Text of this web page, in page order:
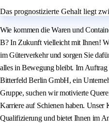
Das prognostizierte Gehalt liegt
Wie kommen die Waren und
B? In Zukunft vielleicht mit Ihnen!
im Güterverkehr und sorgen Sie
alles in Bewegung bleibt. Im
Bitterfeld Berlin GmbH, ein
Gruppe, suchen wir motivierte
Karriere auf Schienen haben. Unser
Qualifizierung und bietet Ihnen im